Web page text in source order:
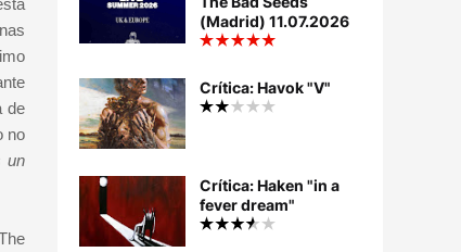
de
no
un
(Madrid) 11.07.2026
Crítica: Havok "V"
Crítica: Haken "in a
fever dream"